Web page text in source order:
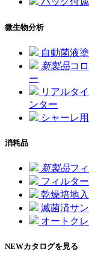
微生物分析
自動菌液
新製品コ
ー
リアルタ
ンター
シャーレ
消耗品
新製品フ
フィルタ
乾燥培地
滅菌済サ
オートク
NEWカタログを見る